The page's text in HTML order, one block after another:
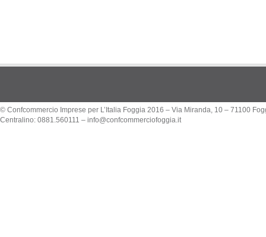
© Confcommercio Imprese per L’Italia Foggia 2016 – Via Miranda, 10 – 71100
Centralino: 0881.560111 – info@confcommerciofoggia.it